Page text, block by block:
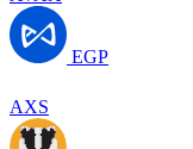
EGP
AXS